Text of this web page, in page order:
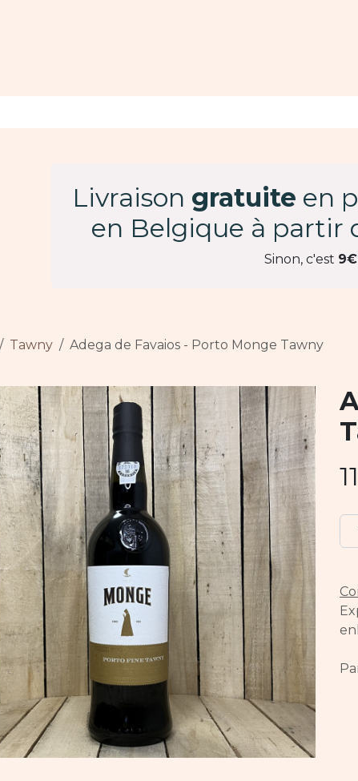
Livraison gratuite en
en Belgique à partir
Sinon, c'est
Tawny Adega de Favaios - Porto Monge Tawny